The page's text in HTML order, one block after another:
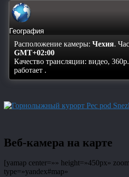
География
Расположение камеры: Чехия.
GMT+02:00
Качество трансляции: видео,
работает .
Веб-камера на карте
[yamap center=»» height=»450px»
type=»yandex#map»